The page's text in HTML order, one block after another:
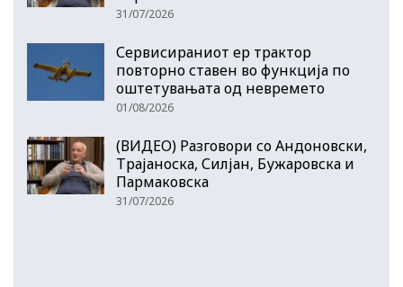
31/07/2026
Сервисираниот ер трактор
повторно ставен во функција по
оштетувањата од невремето
01/08/2026
(ВИДЕО) Разговори со Андоновски,
Трајаноска, Силјан, Бужаровска и
Пармаковска
31/07/2026